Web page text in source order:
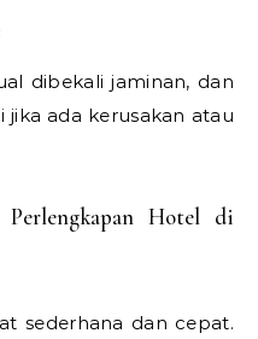
dibekali jaminan, dan
jika ada kerusakan atau
Perlengkapan Hotel di
sederhana dan cepat.